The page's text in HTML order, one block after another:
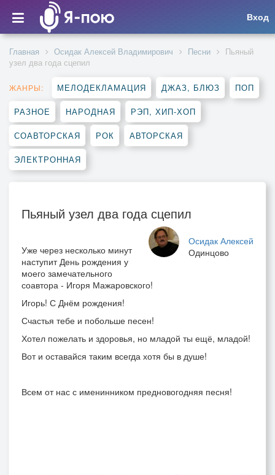
Вход
Главная Осидак Алексей Владимирович Песни
Пьяный
узел два года сцепил
ЖАНРЫ: МЕЛОДЕКЛАМАЦИЯ ДЖАЗ, БЛЮЗ ПОП
РАЗНОЕ НАРОДНАЯ РЭП, ХИП-ХОП
СОАВТОРСКАЯ РОК АВТОРСКАЯ
ЭЛЕКТРОННАЯ
Пьяный узел два года сцепил
Осидак Алексей
Одинцово
Уже через несколько минут
наступит День рождения у
моего замечательного
соавтора - Игоря Мажаровского!
Игорь! С Днём рождения!
Счастья тебе и побольше песен!
Хотел пожелать и здоровья, но младой ты ещё, младой!
Вот и оставайся таким всегда хотя бы в душе!
Всем от нас с именинником предновогодняя песня!